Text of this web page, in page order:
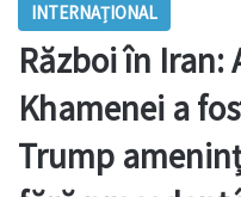
INTERNAȚIONAL
Război în Iran:
Khamenei a
Trump